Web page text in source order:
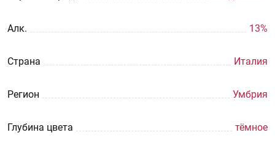
Aлк. 13%
Страна Италия
Регион Умбрия
Глубина цвета тёмное